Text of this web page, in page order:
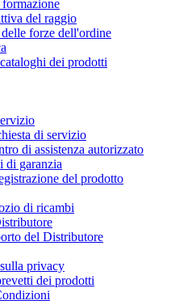
del raggio
forze dell'ordine
dei prodotti
di servizio
di assistenza autorizzato
di garanzia
del prodotto
di ricambi
del Distributore
privacy
dei prodotti